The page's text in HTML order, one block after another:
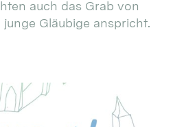
auch das Grab von
Gläubige anspricht.